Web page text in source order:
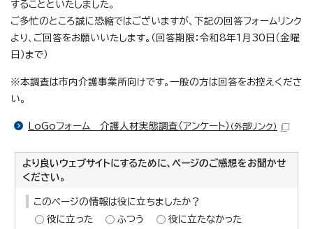
することといたしました。
ご多忙のところ誠に恐縮ではございますが、下記の回答フォームリンク
より、ご回答をお願いいたします。（回答期限：令和8年1月30日（金曜
日）まで）
※本調査は市内介護事業所向けです。一般の方は回答をお控えくださ
い。
LoGoフォーム 介護人材実態調査（アンケート） （外部リンク）
より良いウェブサイトにするために、ページのご感想をお聞かせ
ください。
このページの情報は役に立ちましたか？
役に立った
ふつう 役に立たなかった